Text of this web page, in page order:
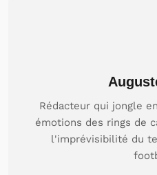
Rédacteur qui jongle
émotions des rings de
l'imprévisibilité du